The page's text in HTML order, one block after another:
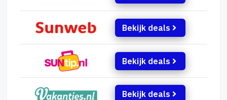
Bekijk deals
Bekijk deals
Bekijk deals